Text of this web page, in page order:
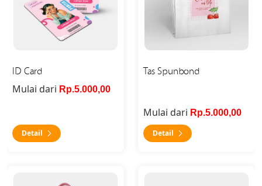
ID Card
Mulai dari Rp.5.000,00
Detail
Tas Spunbond
Mulai dari Rp.5.000,00
Detail